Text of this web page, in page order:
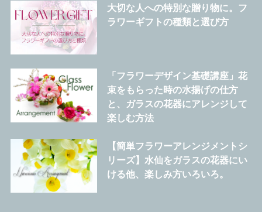
大切な人への特別な贈り物に。フ
ラワーギフトの種類と選び方
「フラワーデザイン基礎講座」花
束をもらった時の水揚げの仕方
と、ガラスの花器にアレンジして
楽しむ方法
【簡単フラワーアレンジメントシ
リーズ】水仙をガラスの花器にい
ける他、楽しみ方いろいろ。